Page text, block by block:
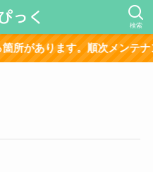
検索
があります。順次メンテナン